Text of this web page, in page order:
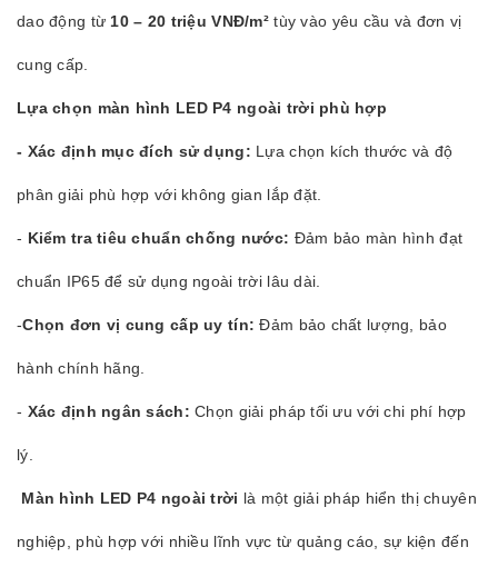
dao động từ10 – 20 triệu VNĐ/m²tùy vào yêu cầu và đơn vị
cung cấp.
Lựa chọn màn hình LED P4 ngoài trời phù hợp
- Xác định mục đích sử dụng: Lựa chọn kích thước và độ
phân giải phù hợp với không gian lắp đặt.
- Kiểm tra tiêu chuẩn chống nước: Đảm bảo màn hình đạt
chuẩn IP65 để sử dụng ngoài trời lâu dài.
-Chọn đơn vị cung cấp uy tín: Đảm bảo chất lượng, bảo
hành chính hãng.
- Xác định ngân sách: Chọn giải pháp tối ưu với chi phí hợp
lý.
Màn hình LED P4 ngoài trời là một giải pháp hiển thị chuyên
nghiệp, phù hợp với nhiều lĩnh vực từ quảng cáo, sự kiện đến